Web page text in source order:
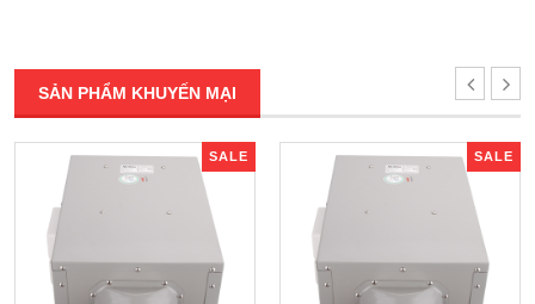
SẢN PHẨM KHUYẾN MẠI
SALE SALE